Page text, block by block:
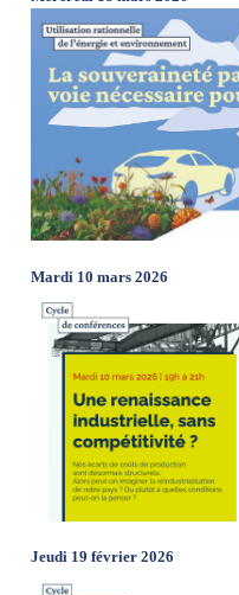
Mardi 10 mars 2026
Jeudi 19 février 2026